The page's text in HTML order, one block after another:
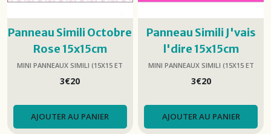
Panneau Simili Octobre
Rose 15x15cm
MINI PANNEAUX SIMILI (15X15 ET
3€20
AJOUTER AU PANIER
Panneau Simili J'vais
l'dire 15x15cm
MINI PANNEAUX SIMILI (15X15 ET
3€20
AJOUTER AU PANIER